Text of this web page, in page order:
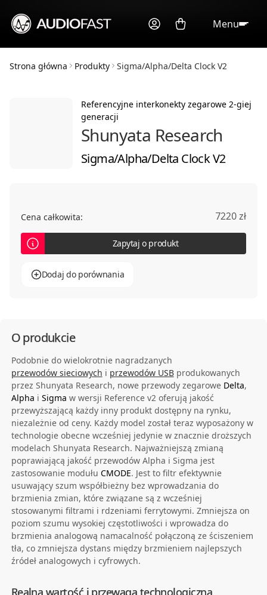
Menu
Strona główna Produkty Sigma/Alpha/Delta Clock V2
Referencyjne interkonekty zegarowe 2-giej
generacji
Shunyata Research
Sigma/Alpha/Delta Clock V2
Cena całkowita: 7220 zł
Zapytaj o produkt
Dodaj do porównania
O produkcie
Podobnie do wielokrotnie nagradzanych
przewodów sieciowych i przewodów USBprodukowanych
przez Shunyata Research, nowe przewody zegarowe Delta,
Alpha i Sigma w wersji Reference v2 oferują jakość
przewyższającą każdy inny produkt dostępny na rynku,
niezależnie od ceny. Każdy model został teraz wyposażony w
technologie obecne wcześniej jedynie w znacznie droższych
modelach Shunyata Research. Najważniejszą zmianą
poprawiającą jakość przewodów Alpha i Sigma jest
zastosowanie modułu CMODE. Jest to filtr efektywnie
usuwający szum współbieżny bez wprowadzania do
brzmienia zmian, które związane są z wcześniej
stosowanymi filtrami i rdzeniami ferrytowymi. Zmniejsza on
poziom szumu wysokiej częstotliwości i wprowadza do
brzmienia analogową namacalność połączoną ze ściszeniem
tła, co zmniejsza dystans między brzmieniem najlepszych
źródeł analogowych i cyfrowych.
Realna wartość i przewaga technologiczna